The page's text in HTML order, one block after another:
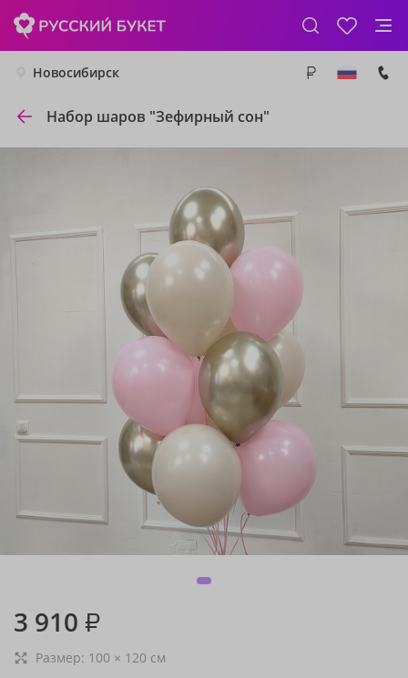
Новосибирск
Набор шаров "Зефирный сон"
3 910 ₽
Размер: 100 × 120 см